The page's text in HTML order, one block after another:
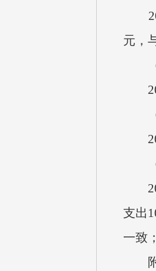
元，
支出
一致
附